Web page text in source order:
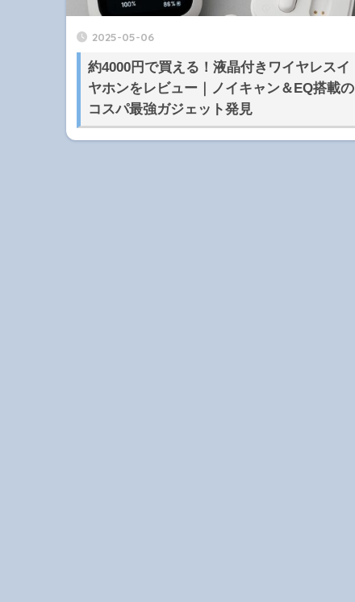
2025-05-06
約4000円で買える！液晶付きワイヤレスイ
ヤホンをレビュー｜ノイキャン＆EQ搭載の
コスパ最強ガジェット発見